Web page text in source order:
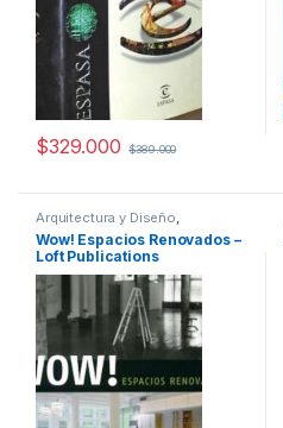
$329.000 $389.000
Arquitectura y Diseño
Arquitectura y Urbanismo
Afines ,Decoración,Decoración
y Muebles,Diseño,
tecnicos
Wow! Espacios Renovados –
Loft Publications